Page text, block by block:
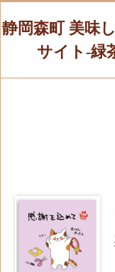
静岡森町 美味
サイト-緑